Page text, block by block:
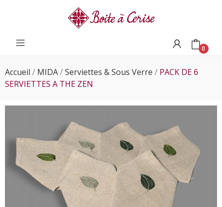
0
Accueil MIDA Serviettes & Sous Verre
PACK DE 6
SERVIETTES A THE ZEN